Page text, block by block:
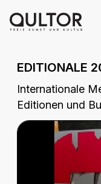
EDITIONALE
Internationale
Editionen und